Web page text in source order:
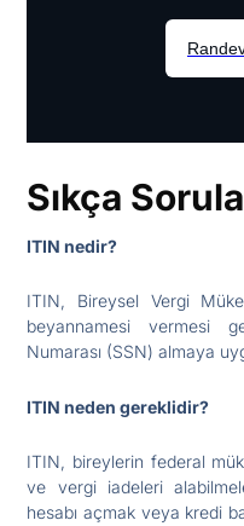
Sıkça
ITIN nedir?
ITIN, Bireysel Vergi
beyannamesi vermesi
Numarası (SSN) almaya
ITIN neden gereklidir?
ITIN, bireylerin federal
ve vergi iadeleri
hesabı açmak veya kredi